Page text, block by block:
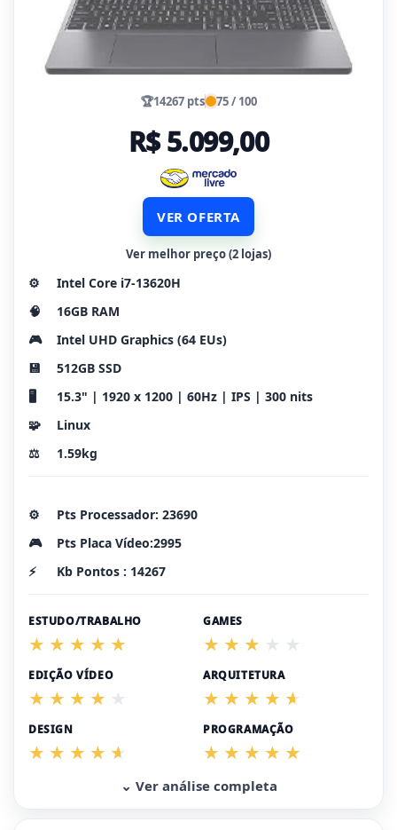
🏆14267 pts 75 / 100
R$ 5.099,00
VER OFERTA
Ver melhor preço (2 lojas)
⚙️
Intel Core i7-13620H
🧠
16GB RAM
🎮
Intel UHD Graphics (64 EUs)
💾
512GB SSD
🖥️
15.3" | 1920 x 1200 | 60Hz | IPS | 300 nits
🧩
Linux
⚖️
1.59kg
⚙️
Pts Processador: 23690
🎮
Pts Placa Vídeo:2995
⚡
Kb Pontos : 14267
ESTUDO/TRABALHO GAMES
EDIÇÃO VÍDEO ARQUITETURA
DESIGN PROGRAMAÇÃO
⌄ Ver análise completa